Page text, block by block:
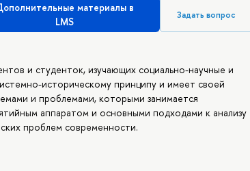
материалы в
LMS
Задать вопрос
и студенток, изучающих социально-научные и
историческому принципу и имеет своей
и проблемами, которыми занимается
аппаратом и основными подходами к анализу
проблем современности.